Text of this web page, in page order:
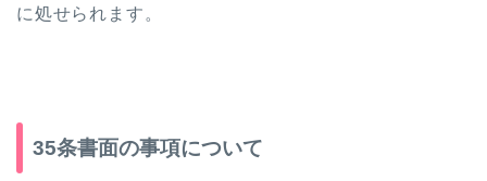
に処せられます。
35条書面の事項について